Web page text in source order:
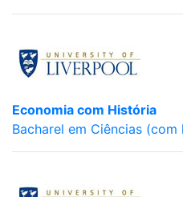
Economia com História
Bacharel em Ciências